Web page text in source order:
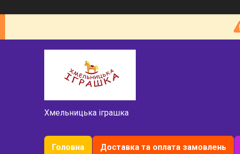
Хмельницька іграшка
Головна Доставка та оплата замовлень